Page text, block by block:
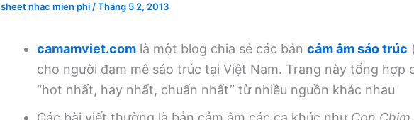
sheet nhac mien phi /Tháng 5 2, 2013
camamviet.com là một blog chia sẻ các bản cảm âm sáo trúc
cho người đam mê sáo trúc tại Việt Nam. Trang này tổng hợp
“hot nhất, hay nhất, chuẩn nhất” từ nhiều nguồn khác nhau